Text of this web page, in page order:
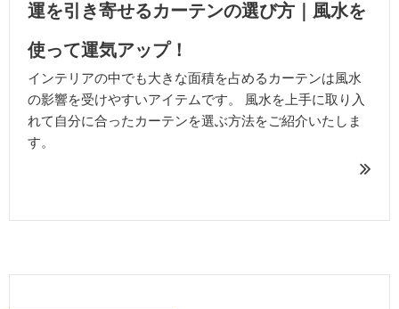
運を引き寄せるカーテンの選び方｜風水を
使って運気アップ！
インテリアの中でも大きな面積を占めるカーテンは風水
の影響を受けやすいアイテムです。 風水を上手に取り入
れて自分に合ったカーテンを選ぶ方法をご紹介いたしま
す。